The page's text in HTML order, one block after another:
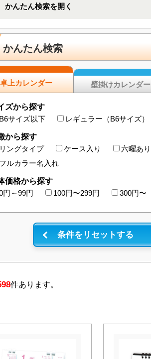
かんたん検索を開く
かんたん検索
卓上カレンダー 壁掛けカレンダー
ズから探す
B6サイズ以下
レギュラー（B6サイズ）
から探す
リングタイプ
ケース入り 六曜あり
フルカラー名入れ
価格から探す
円～99円
100円〜299円 300円〜
件あります。